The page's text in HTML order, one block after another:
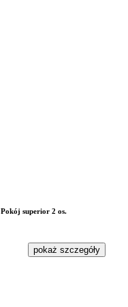
Pokój superior 2 os.
pokaż szczegóły